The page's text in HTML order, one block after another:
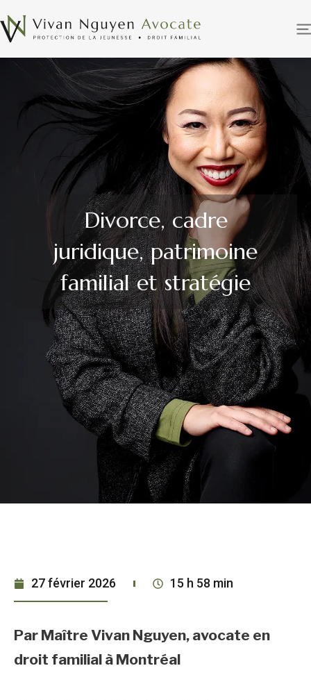
Divorce, cadre
juridique, patrimoine
familial et stratégie
27 février 2026 15 h 58 min
Par Maître Vivan Nguyen, avocate en
droit familial à Montréal